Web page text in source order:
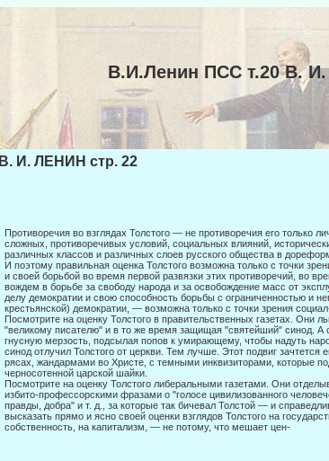
В.И.Ленин ПСС т.20 В.
В. И. ЛЕНИН стр. 22
Противоречия во взглядах Толстого — не противоречия его только
сложных, противоречивых условий, социальных влияний,
различных классов и различных слоев русского общества в
И поэтому правильная оценка Толстого возможна только с точки
и своей борьбой во время первой развязки этих противоречий, во
вождем в борьбе за свободу народа и за освобождение масс от
делу демократии и свою способность борьбы с ограниченностью и
крестьянской) демократии, — возможна только с точки зрения
Посмотрите на оценку Толстого в правительственных газетах. Они
"великому писателю" и в то же время защищая "святейший" синод. А
гнусную мер­зость, подсылая попов к умирающему, чтобы надуть
синод отлучил Толстого от церкви. Тем лучше. Этот подвиг
рясах, жандармами во Христе, с темными инквизиторами, которые
черносотенной царской шайки.
Посмотрите на оценку Толстого либеральными газетами. Они
избито-профессорскими фразами о "голосе цивили­зованного
правды, добра" и т. д., за которые так бичевал Толстой — и
высказать прямо и ясно своей оценки взглядов Толстого на
собственность, на капитализм, — не потому, что мешает цен-